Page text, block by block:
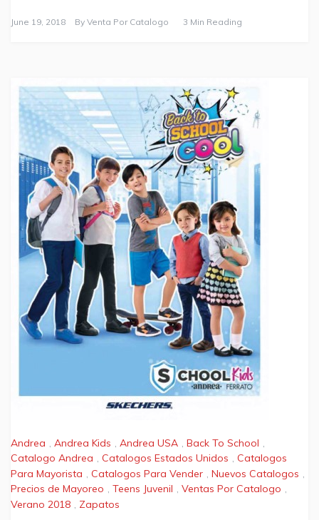
June 19, 2018 By Venta Por Catalogo 3 Min Reading
Andrea , Andrea Kids , Andrea USA , Back To School ,
Catalogo Andrea , Catalogos Estados Unidos , Catalogos
Para Mayorista , Catalogos Para Vender , Nuevos Catalogos ,
Precios de Mayoreo , Teens Juvenil , Ventas Por Catalogo ,
Verano 2018 , Zapatos